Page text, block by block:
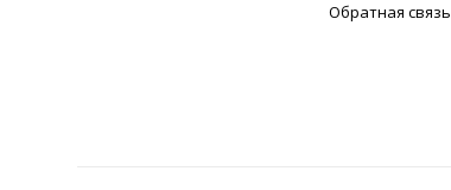
Обратная связь